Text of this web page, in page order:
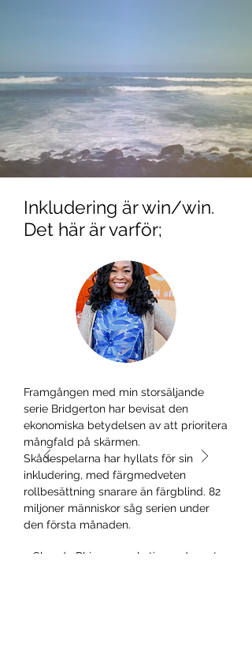
Inkludering är win/win.
Det här är varför;
Framgången med min storsäljande
serie Bridgerton har bevisat den
ekonomiska betydelsen av att prioritera
mångfald på skärmen.
Skådespelarna har hyllats för sin
inkludering, med färgmedveten
rollbesättning snarare än färgblind. 82
miljoner människor såg serien under
den första månaden.
– Shonda Rhimes, exekutiv producent,